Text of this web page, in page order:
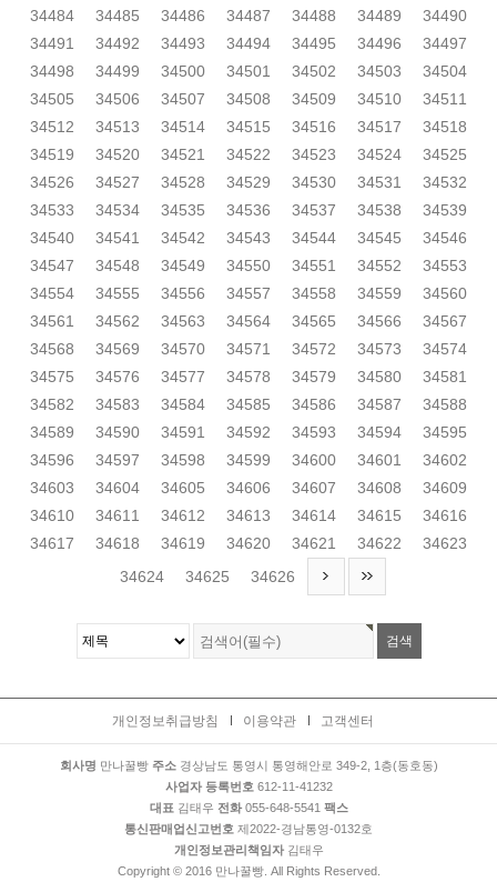
34484
34485 34486 34487 34488 34489
34490
34491
34492 34493 34494 34495 34496
34497
34498
34499 34500 34501 34502 34503
34504
34505
34506 34507 34508 34509 34510
34511
34512
34513 34514 34515 34516 34517
34518
34519
34520 34521 34522 34523 34524
34525
34526
34527 34528 34529 34530 34531
34532
34533
34534 34535 34536 34537 34538
34539
34540
34541 34542 34543 34544 34545
34546
34547
34548 34549 34550 34551 34552
34553
34554
34555 34556 34557 34558 34559
34560
34561
34562 34563 34564 34565 34566
34567
34568
34569 34570 34571 34572 34573
34574
34575
34576 34577 34578 34579 34580
34581
34582
34583 34584 34585 34586 34587
34588
34589
34590 34591 34592 34593 34594
34595
34596
34597 34598 34599 34600 34601
34602
34603
34604 34605 34606 34607 34608
34609
34610
34611 34612 34613 34614 34615
34616
34617
34618 34619 34620 34621 34622
34623
34624
34625 34626
개인정보취급방침 이용약관 고객센터
회사명 만나꿀빵 주소경상남도 통영시 통영해안로 349-2, 1층(동호동)
사업자 등록번호 612-11-41232
대표 김태우 전화 055-648-5541 팩스
통신판매업신고번호 제2022-경남통영-0132호
개인정보관리책임자김태우
Copyright © 2016 만나꿀빵. All Rights Reserved.